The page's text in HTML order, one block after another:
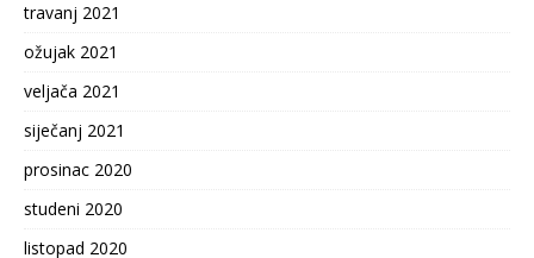
travanj 2021
ožujak 2021
veljača 2021
siječanj 2021
prosinac 2020
studeni 2020
listopad 2020